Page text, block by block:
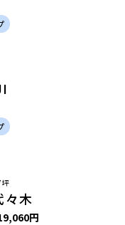
々木
円